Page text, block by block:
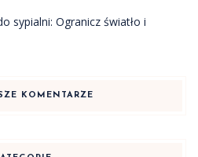
sypialni: Ogranicz światło i
KOMENTARZE